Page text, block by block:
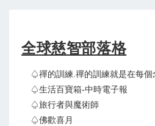
全球慈智部落格
♤禪的訓練.禪的訓練就是在每個
♤生活百寶箱-中時電子報
♤旅行者與魔術師
♤佛歡喜月